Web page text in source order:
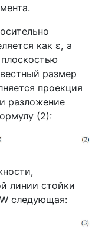
как ε, а
размер
проекция
разложение
(2):
линии стойки
следующая: